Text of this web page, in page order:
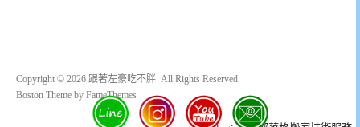
Copyright © 2026 跟著左豪吃不胖. All Rights Reserved.
Boston Theme by FameThemes